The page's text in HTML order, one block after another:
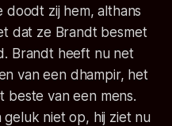
zij hem, althans
dat ze Brandt besmet
Brandt heeft nu net
van een dhampir, het
beste van een mens.
niet op, hij ziet nu